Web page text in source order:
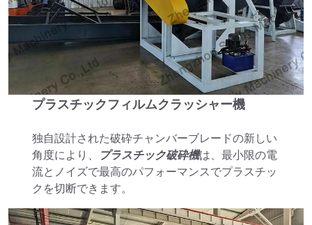
プラスチックフィルムクラッシャー機
独自設計された破砕チャンバーブレードの新しい
角度により、
プラスチック破砕機は、最小限の電
流とノイズで最高のパフォーマンスでプラスチッ
クを切断できます。